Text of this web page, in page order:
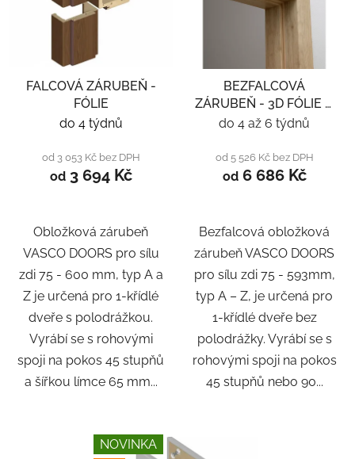
FALCOVÁ ZÁRUBEŇ -
FÓLIE
do 4 týdnů
od 3 053 Kč bez DPH
od3 694 Kč
Obložková zárubeň
VASCO DOORS pro sílu
zdi 75 - 600 mm, typ A a
Z je určená pro 1-křídlé
dveře s polodrážkou.
Vyrábí se s rohovými
spoji na pokos 45 stupňů
a šířkou límce 65 mm...
BEZFALCOVÁ
ZÁRUBEŇ - 3D FÓLIE A
LAMINÁT
do 4 až 6 týdnů
od 5 526 Kč bez DPH
od6 686 Kč
Bezfalcová obložková
zárubeň VASCO DOORS
pro sílu zdi 75 - 593mm,
typ A – Z, je určená pro
1-křídlé dveře bez
polodrážky. Vyrábí se s
rohovými spoji na pokos
45 stupňů nebo 90...
NOVINKA